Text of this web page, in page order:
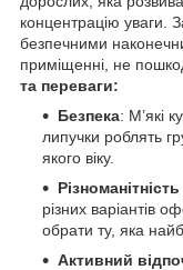
концентрацію уваги.
безпечними
приміщенні, не
та переваги:
Безпека: М’які
липучки роблять
якого віку.
різних варіантів
обрати ту, яка
Активний